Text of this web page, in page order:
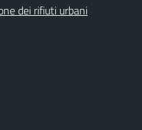
dei rifiuti urbani